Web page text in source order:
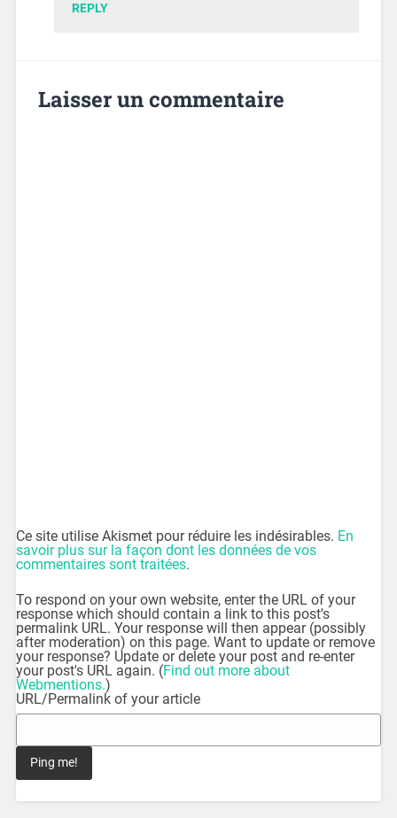
REPLY
Laisser un commentaire
Ce site utilise Akismet pour réduire les indésirables. En
savoir plus sur la façon dont les données de vos
commentaires sont traitées.
To respond on your own website, enter the URL of your
response which should contain a link to this post's
permalink URL. Your response will then appear (possibly
after moderation) on this page. Want to update or remove
your response? Update or delete your post and re-enter
your post's URL again. (Find out more about
Webmentions.)
URL/Permalink of your article